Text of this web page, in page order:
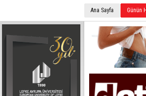
Ana Sayfa Günün